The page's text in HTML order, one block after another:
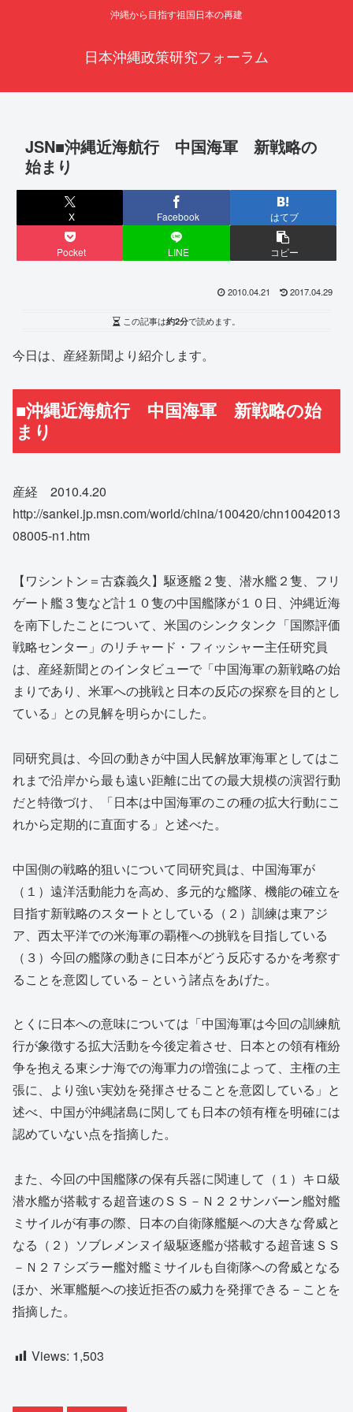
沖縄から目指す祖国日本の再建
日本沖縄政策研究フォーラム
JSN■沖縄近海航行 中国海軍 新戦略の
始まり
X Facebook はてブ
Pocket LINE コピー
2010.04.21 2017.04.29
この記事は約2分で読めます。
今日は、産経新聞より紹介します。
■沖縄近海航行 中国海軍 新戦略の始
まり
産経 2010.4.20
http://sankei.jp.msn.com/world/china/100420/chn10042013
08005-n1.htm
【ワシントン＝古森義久】駆逐艦２隻、潜水艦２隻、フリ
ゲート艦３隻など計１０隻の中国艦隊が１０日、沖縄近海
を南下したことについて、米国のシンクタンク「国際評価
戦略センター」のリチャード・フィッシャー主任研究員
は、産経新聞とのインタビューで「中国海軍の新戦略の始
まりであり、米軍への挑戦と日本の反応の探察を目的とし
ている」との見解を明らかにした。
同研究員は、今回の動きが中国人民解放軍海軍としてはこ
れまで沿岸から最も遠い距離に出ての最大規模の演習行動
だと特徴づけ、「日本は中国海軍のこの種の拡大行動にこ
れから定期的に直面する」と述べた。
中国側の戦略的狙いについて同研究員は、中国海軍が
（１）遠洋活動能力を高め、多元的な艦隊、機能の確立を
目指す新戦略のスタートとしている（２）訓練は東アジ
ア、西太平洋での米海軍の覇権への挑戦を目指している
（３）今回の艦隊の動きに日本がどう反応するかを考察す
ることを意図している－という諸点をあげた。
とくに日本への意味については「中国海軍は今回の訓練航
行が象徴する拡大活動を今後定着させ、日本との領有権紛
争を抱える東シナ海での海軍力の増強によって、主権の主
張に、より強い実効を発揮させることを意図している」と
述べ、中国が沖縄諸島に関しても日本の領有権を明確には
認めていない点を指摘した。
また、今回の中国艦隊の保有兵器に関連して（１）キロ級
潜水艦が搭載する超音速のＳＳ－Ｎ２２サンバーン艦対艦
ミサイルが有事の際、日本の自衛隊艦艇への大きな脅威と
なる（２）ソブレメンヌイ級駆逐艦が搭載する超音速ＳＳ
－Ｎ２７シズラー艦対艦ミサイルも自衛隊への脅威となる
ほか、米軍艦艇への接近拒否の威力を発揮できる－ことを
指摘した。
Views: 1,503